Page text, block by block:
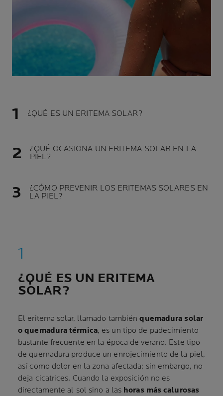
¿QUÉ ES UN ERITEMA SOLAR?
¿QUÉ OCASIONA UN ERITEMA SOLAR EN LA
PIEL?
¿CÓMO PREVENIR LOS ERITEMAS SOLARES EN
LA PIEL?
¿QUÉ ES UN ERITEMA
SOLAR?
El eritema solar, llamado también quemadura solar
o quemadura térmica, es un tipo de padecimiento
bastante frecuente en la época de verano. Este tipo
de quemadura produce un enrojecimiento de la piel,
así como dolor en la zona afectada; sin embargo, no
deja cicatrices. Cuando la exposición no es
directamente al sol sino a las horas más calurosas